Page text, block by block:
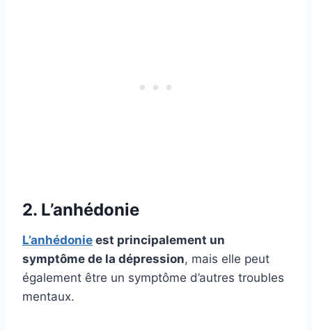
2. L’anhédonie
L’anhédonie est principalement un
symptôme de la dépression, mais elle peut
également être un symptôme d’autres troubles
mentaux.